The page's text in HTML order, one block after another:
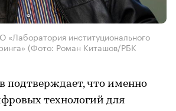
институционального
(Фото: Роман Киташов/РБК
подтверждает, что именно
технологий для